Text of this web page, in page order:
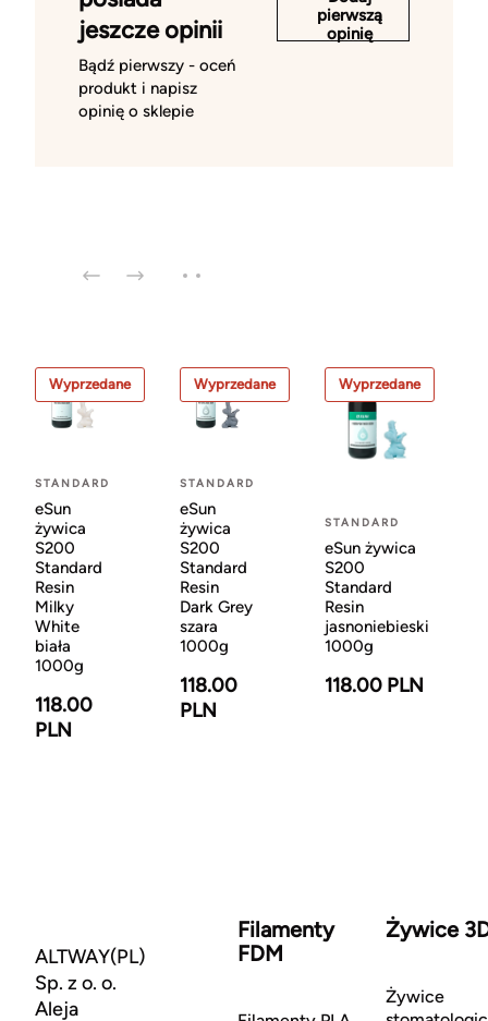
jeszcze opinii
Bądź pierwszy - oceń
produkt i napisz
opinię o sklepie
pierwszą
opinię
Wyprzedane
STANDARD
eSun
żywica
S200
Standard
Resin
Milky
White
biała
1000g
118.00
PLN
Wyprzedane
STANDARD
eSun
żywica
S200
Standard
Resin
Dark Grey
szara
1000g
118.00
PLN
Wyprzedane
STANDARD
eSun żywica
S200
Standard
Resin
jasnoniebieski
1000g
118.00 PLN
ALTWAY(PL)
Sp. z o. o.
Aleja
Filamenty
FDM
Żywice
Żywice